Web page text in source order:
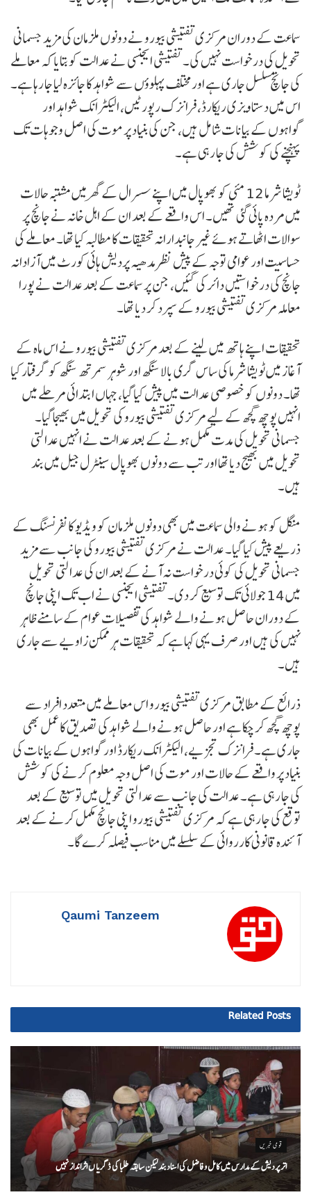
سماعت کے دوران مرکزی تفتیشی بیورو نے دونوں ملزمان کی مزید جسمانی
تحویل کی درخواست نہیں کی۔ تفتیشی ایجنسی نے عدالت کو بتایا کہ معاملے
کی جانچ مسلسل جاری ہے اور مختلف پہلوؤں سے شواہد کا جائزہ لیا جا رہا ہے۔
اس میں دستاویزی ریکارڈ، فرانزک رپورٹیں، الیکٹرانک شواہد اور
گواہوں کے بیانات شامل ہیں، جن کی بنیاد پر موت کی اصل وجوہات تک
پہنچنے کی کوشش کی جا رہی ہے۔
ٹویشا شرما 12 مئی کو بھوپال میں اپنے سسرال کے گھر میں مشتبہ حالات
میں مردہ پائی گئی تھیں۔ اس واقعے کے بعد ان کے اہل خانہ نے جانچ پر
سوالات اٹھاتے ہوئے غیر جانبدارانہ تحقیقات کا مطالبہ کیا تھا۔ معاملے کی
حساسیت اور عوامی توجہ کے پیش نظر مدھیہ پردیش ہائی کورٹ میں آزادانہ
جانچ کی درخواستیں دائر کی گئیں، جن پر سماعت کے بعد عدالت نے پورا
معاملہ مرکزی تفتیشی بیورو کے سپرد کر دیا تھا۔
تحقیقات اپنے ہاتھ میں لینے کے بعد مرکزی تفتیشی بیورو نے اس ماہ کے
آغاز میں ٹویشا شرما کی ساس گری بالا سنگھ اور شوہر سمرتھ سنگھ کو گرفتار کیا
تھا۔ دونوں کو خصوصی عدالت میں پیش کیا گیا، جہاں ابتدائی مرحلے میں
انہیں پوچھ گچھ کے لیے مرکزی تفتیشی بیورو کی تحویل میں بھیجا گیا۔
جسمانی تحویل کی مدت مکمل ہونے کے بعد عدالت نے انہیں عدالتی
تحویل میں بھیج دیا تھا اور تب سے دونوں بھوپال سینٹرل جیل میں بند
ہیں۔
منگل کو ہونے والی سماعت میں بھی دونوں ملزمان کو ویڈیو کانفرنسنگ کے
ذریعے پیش کیا گیا۔ عدالت نے مرکزی تفتیشی بیورو کی جانب سے مزید
جسمانی تحویل کی کوئی درخواست نہ آنے کے بعد ان کی عدالتی تحویل
میں 14 جولائی تک توسیع کر دی۔ تفتیشی ایجنسی نے اب تک اپنی جانچ
کے دوران حاصل ہونے والے شواہد کی تفصیلات عوام کے سامنے ظاہر
نہیں کی ہیں اور صرف یہی کہا ہے کہ تحقیقات ہر ممکن زاویے سے جاری
ہیں۔
ذرائع کے مطابق مرکزی تفتیشی بیورو اس معاملے میں متعدد افراد سے
پوچھ گچھ کر چکا ہے اور حاصل ہونے والے شواہد کی تصدیق کا عمل بھی
جاری ہے۔ فرانزک تجزیے، الیکٹرانک ریکارڈ اور گواہوں کے بیانات کی
بنیاد پر واقعے کے حالات اور موت کی اصل وجہ معلوم کرنے کی کوشش
کی جا رہی ہے۔ عدالت کی جانب سے عدالتی تحویل میں توسیع کے بعد
توقع کی جا رہی ہے کہ مرکزی تفتیشی بیورو اپنی جانچ مکمل کرنے کے بعد
آئندہ قانونی کارروائی کے سلسلے میں مناسب فیصلہ کرے گا۔
Qaumi Tanzeem
Related Posts
قومی خبریں
اتر پردیش کےمدارس میں کامل و فاضل کی اسناد بند لیکن سابقہ طلبا کی ڈگریا ں اثرانداز نہیں